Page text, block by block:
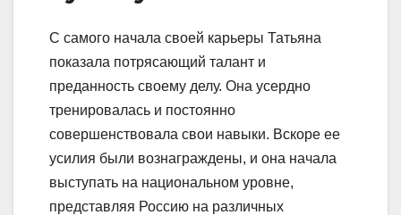
С самого начала своей карьеры Татьяна
показала потрясающий талант и
преданность своему делу. Она усердно
тренировалась и постоянно
совершенствовала свои навыки. Вскоре ее
усилия были вознаграждены, и она начала
выступать на национальном уровне,
представляя Россию на различных